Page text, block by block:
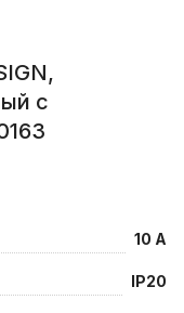
с
10 А
IP20